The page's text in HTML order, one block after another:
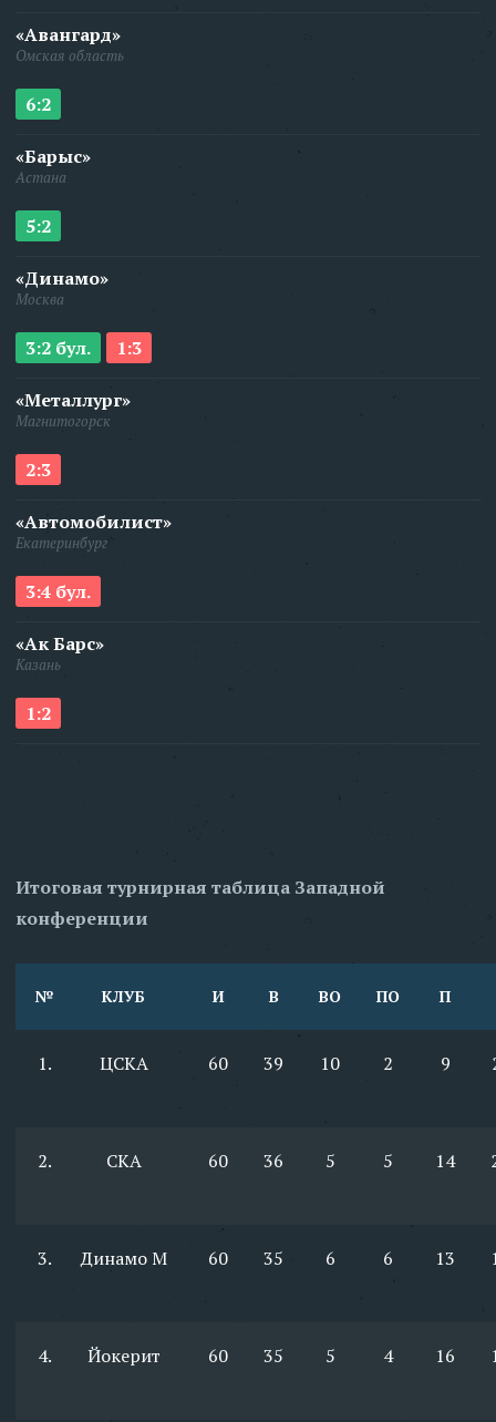
«Авангард»
Омская область
6:2
«Барыс»
Астана
5:2
«Динамо»
Москва
3:2 бул. 1:3
«Металлург»
Магнитогорск
2:3
«Автомобилист»
Екатеринбург
3:4 бул.
«Ак Барс»
Казань
1:2
Итоговая турнирная таблица Западной
конференции
№ КЛУБ И В ВО ПО П
1. ЦСКА 60 39 10 2 9
2. СКА 60 36 5 5 14
3. Динамо М 60 35 6 6 13
4. Йокерит 60 35 5 4 16